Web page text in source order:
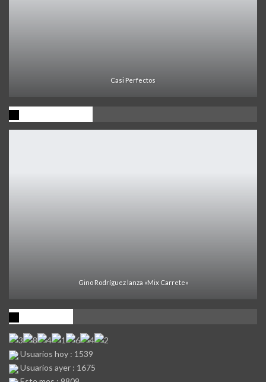
Casi Perfectos
Gino Rodríguez lanza «Mix Carrete»
Usuarios hoy : 1539
Usuarios ayer : 1675